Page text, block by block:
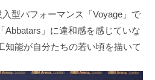
型パフォーマンス「Voyage」で
Abbatars」に違和感を感じていな
知能が自分たちの若い頃を描いて